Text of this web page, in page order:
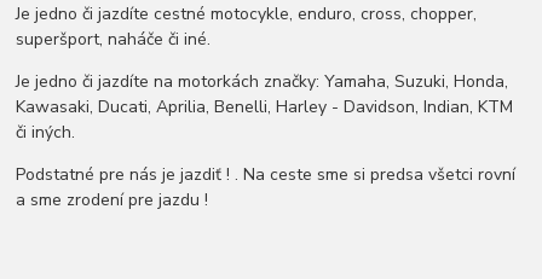
Je jedno či jazdíte cestné motocykle, enduro, cross, chopper,
superšport, naháče či iné.
Je jedno či jazdíte na motorkách značky: Yamaha, Suzuki, Honda,
Kawasaki, Ducati, Aprilia, Benelli, Harley - Davidson, Indian, KTM
či iných.
Podstatné pre nás je jazdiť ! . Na ceste sme si predsa všetci rovní
a sme zrodení pre jazdu !